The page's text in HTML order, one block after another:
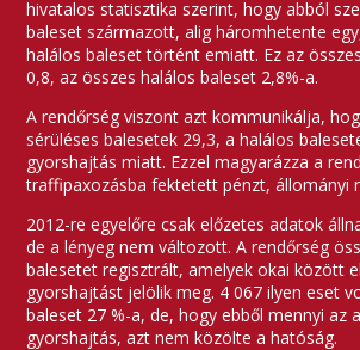
hivatalos statisztika szerint, hogy abból
baleset származott, alig háromhetente
halálos baleset történt emiatt. Ez az
0,8, az összes halálos baleset 2,8%-a.
A rendőrség viszont azt kommunikálja,
sérüléses balesetek 29,3, a halálos
gyorshajtás miatt. Ezzel magyarázza a
traffipaxozásba fektetett pénzt, állományi
2012-re egyelőre csak előzetes adatok
de a lényeg nem változott. A rendőrség
balesetet regisztrált, amelyek okai között
gyorshajtást jelölik meg. 4 067 ilyen eset
baleset 27 %-a, de, hogy ebből mennyi az
gyorshajtás, azt nem közölte a hatóság.